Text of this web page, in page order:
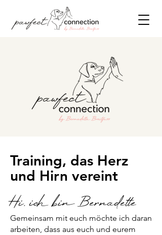
Training, das Herz
und Hirn vereint
Hi, ich bin Bernadette
Gemeinsam mit euch möchte ich daran
arbeiten, dass aus euch und eurem